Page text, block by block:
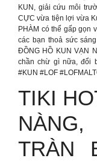
KUN, giải cứu môi
CỰC vừa tiện lợi vừa
PHÀM có thể gấp gọn
các bạn thoả sức
ĐỒNG HỒ KUN VẠN
chần chừ gì nữa, đổi
#KUN #LOF
TIKI
TRÀN